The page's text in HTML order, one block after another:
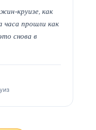
круизе, как
часа прошли как
снова в